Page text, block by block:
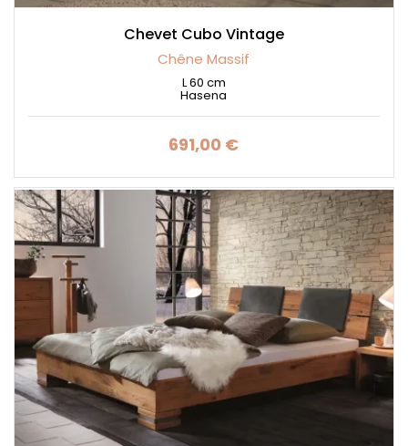
Chevet Cubo Vintage
Chêne Massif
L 60 cm
Hasena
Prix
691,00 €